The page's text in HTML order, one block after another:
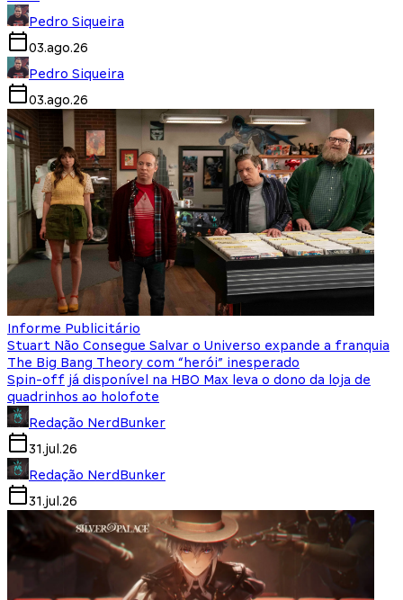
Pedro Siqueira
03.ago.26
Pedro Siqueira
03.ago.26
Informe Publicitário
Stuart Não Consegue Salvar o Universo expande a franquia
The Big Bang Theory com “herói” inesperado
Spin-off já disponível na HBO Max leva o dono da loja de
quadrinhos ao holofote
Redação NerdBunker
31.jul.26
Redação NerdBunker
31.jul.26